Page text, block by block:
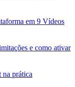
em 9 Vídeos
e como ativar
prática